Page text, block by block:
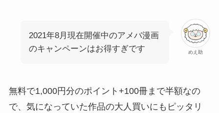
めえ助
2021年8月現在開催中のアメバ漫画
のキャンペーンはお得すぎです
無料で1,000円分のポイント+100冊まで半額なの
で、気になっていた作品の大人買いにもピッタリ